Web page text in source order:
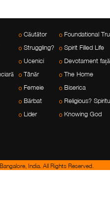
Căutător
Struggling?
Ucenici
Tânăr
Femeie
Bărbat
Lider
Foundational
Spirit Filled Life
Devotament
The Home
Biserica
Religious?
Knowing God
India. All Rights Reserved.